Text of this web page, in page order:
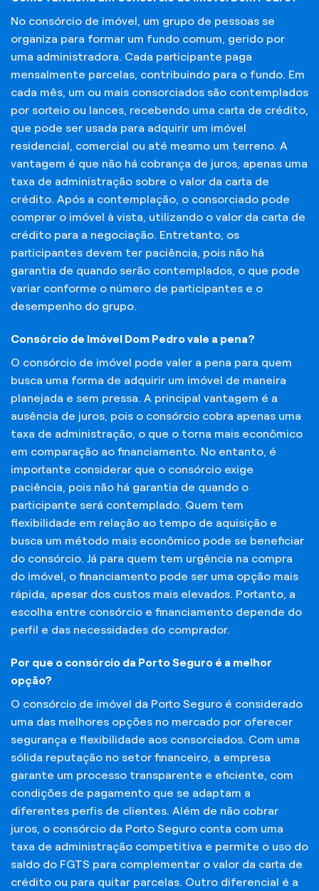
No consórcio de imóvel, um grupo de pessoas se
organiza para formar um fundo comum, gerido por
uma administradora. Cada participante paga
mensalmente parcelas, contribuindo para o fundo. Em
cada mês, um ou mais consorciados são contemplados
por sorteio ou lances, recebendo uma carta de crédito,
que pode ser usada para adquirir um imóvel
residencial, comercial ou até mesmo um terreno. A
vantagem é que não há cobrança de juros, apenas uma
taxa de administração sobre o valor da carta de
crédito. Após a contemplação, o consorciado pode
comprar o imóvel à vista, utilizando o valor da carta de
crédito para a negociação. Entretanto, os
participantes devem ter paciência, pois não há
garantia de quando serão contemplados, o que pode
variar conforme o número de participantes e o
desempenho do grupo.
Consórcio de Imóvel Dom Pedro vale a pena?
O consórcio de imóvel pode valer a pena para quem
busca uma forma de adquirir um imóvel de maneira
planejada e sem pressa. A principal vantagem é a
ausência de juros, pois o consórcio cobra apenas uma
taxa de administração, o que o torna mais econômico
em comparação ao financiamento. No entanto, é
importante considerar que o consórcio exige
paciência, pois não há garantia de quando o
participante será contemplado. Quem tem
flexibilidade em relação ao tempo de aquisição e
busca um método mais econômico pode se beneficiar
do consórcio. Já para quem tem urgência na compra
do imóvel, o financiamento pode ser uma opção mais
rápida, apesar dos custos mais elevados. Portanto, a
escolha entre consórcio e financiamento depende do
perfil e das necessidades do comprador.
Por que o consórcio da Porto Seguro é a melhor
opção?
O consórcio de imóvel da Porto Seguro é considerado
uma das melhores opções no mercado por oferecer
segurança e flexibilidade aos consorciados. Com uma
sólida reputação no setor financeiro, a empresa
garante um processo transparente e eficiente, com
condições de pagamento que se adaptam a
diferentes perfis de clientes. Além de não cobrar
juros, o consórcio da Porto Seguro conta com uma
taxa de administração competitiva e permite o uso do
saldo do FGTS para complementar o valor da carta de
crédito ou para quitar parcelas. Outro diferencial é a